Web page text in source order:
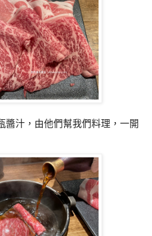
醬汁，由他們幫我們料理，一開